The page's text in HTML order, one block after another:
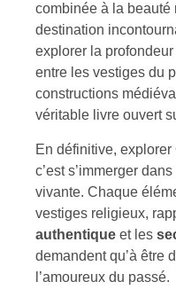
combinée à la beauté
destination
explorer la
entre les vestiges du
constructions
véritable livre ouvert
En définitive,
c’est s’immerger
vivante. Chaque
vestiges religieux,
authentique et les
demandent qu’à être
l’amoureux du passé.